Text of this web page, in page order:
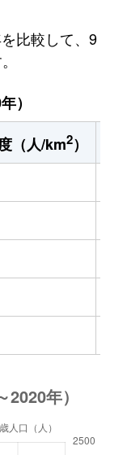
比較して、9
）
（人/km2）